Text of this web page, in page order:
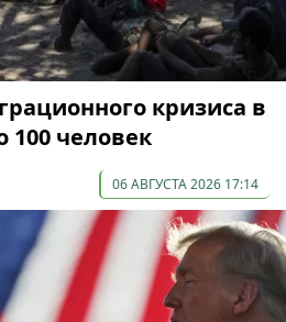
кризиса в
100 человек
06 АВГУСТА 2026 17:14